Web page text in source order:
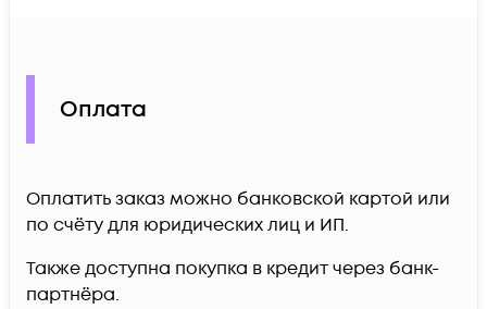
Оплата
Оплатить заказ можно банковской картой или
по счёту для юридических лиц и ИП.
Также доступна покупка в кредит через банк-
партнёра.